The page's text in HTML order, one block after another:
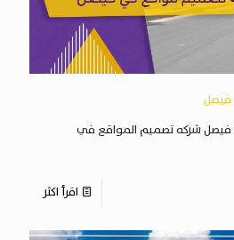
فيصل
شركه تصميم المواقع في
اقرأ اكثر